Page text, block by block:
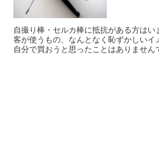
自撮り棒・セルカ棒に抵抗がある方は
客が使うもの、なんとなく恥ずかしいイ
自分で買おうと思ったことはありません
買って使ってみたところ使いやすくて